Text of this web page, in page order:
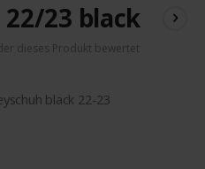
22/23 black
dieses Produkt bewertet
black 22-23